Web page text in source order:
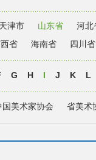
天津市 山东省
河北
省 海南省 四川省
G H I J K L
国美术家协会 省美术